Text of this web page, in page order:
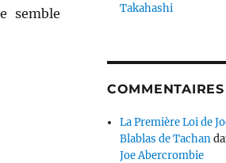
semble
»
Takahashi
La Première Loi de
Blablas de Tachan
Joe Abercrombie